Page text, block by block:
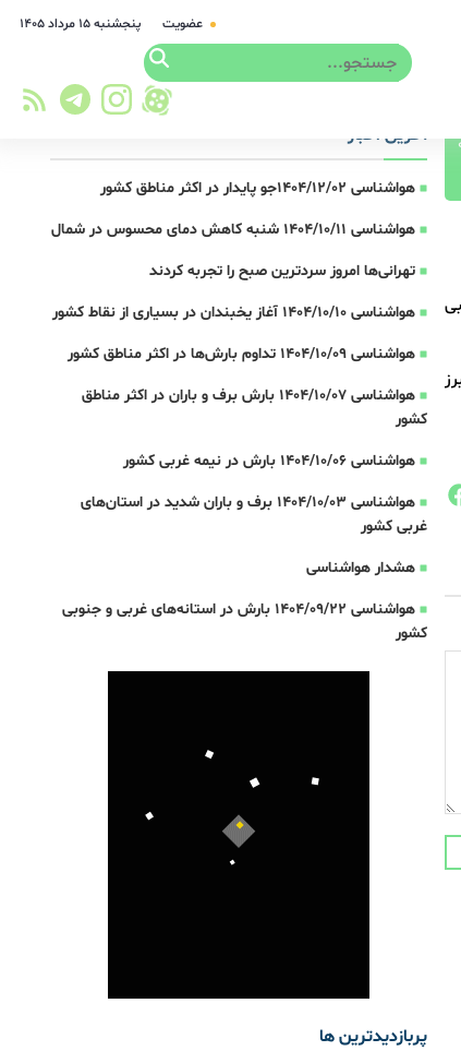
عضویت پنجشنبه ۱۵ مرداد ۱۴۰۵
آخرین اخبار
هواشناسی 1404/12/02جو پایدار در اکثر مناطق کشور
هواشناسی 1404/10/11 شنبه کاهش دمای محسوس در شمال
تهرانی‌ها امروز سردترین صبح را تجربه کردند
هواشناسی 1404/10/10 آغاز یخبندان در بسیاری از نقاط کشور
هواشناسی 1404/10/09 تداوم بارش‌ها در اکثر مناطق کشور
هواشناسی 1404/10/07 بارش برف و باران در اکثر مناطق
کشور
هواشناسی 1404/10/06 بارش در نیمه غربی کشور
هواشناسی 1404/10/03 برف و باران شدید در استان‌های
غربی کشور
هشدار هواشناسی
هواشناسی 1404/09/22 بارش در استانه‌های غربی و جنوبی
کشور
پربازدیدترین ها